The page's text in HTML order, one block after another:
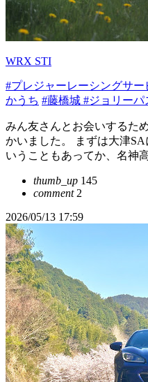
WRX STI
#プレジャーレーシングサー
かうち #藤橋城 #ジョリーパ
みん友さんとお会いするた
かいました。 まずは大津
いうこともあってか、名神
thumb_up 145
comment2
2026/05/13 17:59